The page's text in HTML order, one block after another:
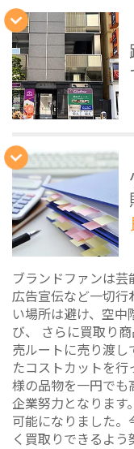
ブランドファンは
広告宣伝など一切行
い場所は避け、空
び、 さらに買取り
売ルートに売り渡し
たコストカットを行
様の品物を一円でも
企業努力となります
可能になりました
く買取りできるよう